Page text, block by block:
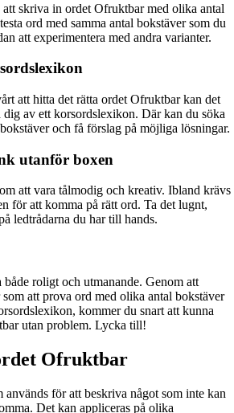
skriva in ordet Ofruktbar med olika antal
ord med samma antal bokstäver som du
att experimentera med andra varianter.
att hitta det rätta ordet Ofruktbar kan det
av ett korsordslexikon. Där kan du söka
och få förslag på möjliga lösningar.
utanför boxen
att vara tålmodig och kreativ. Ibland krävs
för att komma på rätt ord. Ta det lugnt,
ledtrådarna du har till hands.
roligt och utmanande. Genom att
att prova ord med olika antal bokstäver
kommer du snart att kunna
utan problem. Lycka till!
Ofruktbar
används för att beskriva något som inte kan
Det kan appliceras på olika